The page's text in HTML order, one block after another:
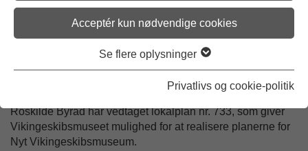
Acceptér kun nødvendige cookies
Se flere oplysninger
Privatlivs og cookie-politik
Arkiveret
Roskilde Byråd har vedtaget lokalplan nr. 733, som giver
Vikingeskibsmuseet mulighed for at realisere planerne for
Nyt Vikingeskibsmuseum.